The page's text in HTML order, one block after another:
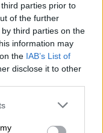
parties prior to
of the further
third parties on the
information may
the IAB’s List of
disclose it to other
συμφέροντα, οι
δάνεια, νέο deal
των κερδών της
«Σε πέντε χρόνια